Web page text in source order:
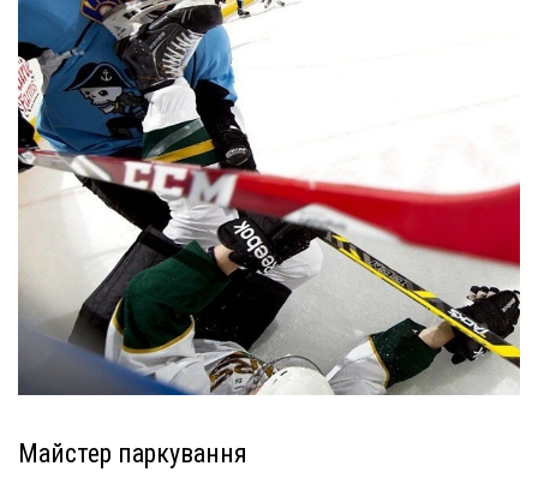
Майстер паркування